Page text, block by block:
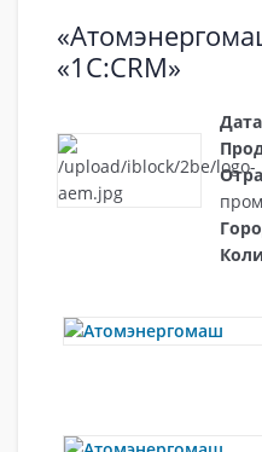
«1С:CRM»
Дата